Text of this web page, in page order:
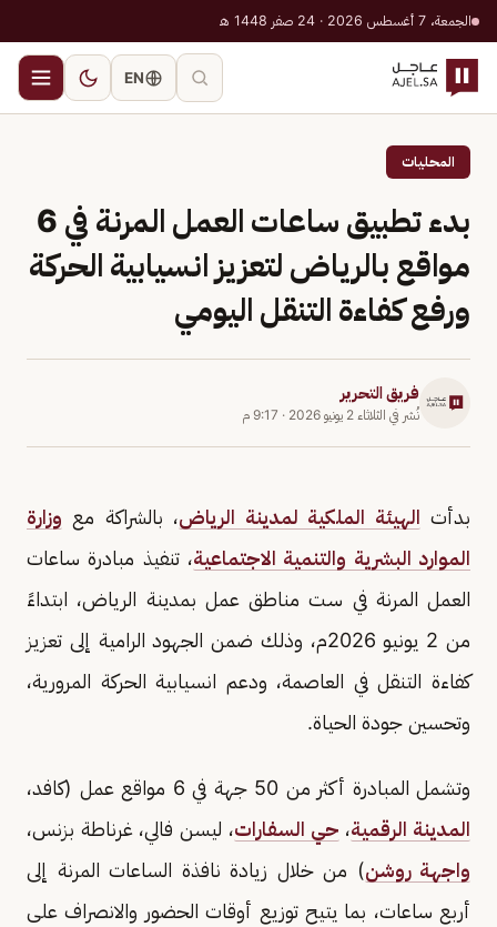
الجمعة، 7 أغسطس 2026 · 24 صفر 1448 هـ
EN
المحليات
بدء تطبيق ساعات العمل المرنة في 6
مواقع بالرياض لتعزيز انسيابية الحركة
ورفع كفاءة التنقل اليومي
فريق التحرير
نُشر في الثلاثاء 2 يونيو 2026 · 9:17 م
بدأت الهيئة الملكية لمدينة الرياض، بالشراكة مع وزارة
الموارد البشرية والتنمية الاجتماعية، تنفيذ مبادرة ساعات
العمل المرنة في ست مناطق عمل بمدينة الرياض، ابتداءً
من 2 يونيو 2026م، وذلك ضمن الجهود الرامية إلى تعزيز
كفاءة التنقل في العاصمة، ودعم انسيابية الحركة المرورية،
وتحسين جودة الحياة.
وتشمل المبادرة أكثر من 50 جهة في 6 مواقع عمل (كافد،
المدينة الرقمية، حي السفارات، ليسن فالي، غرناطة بزنس،
واجهة روشن) من خلال زيادة نافذة الساعات المرنة إلى
أربع ساعات، بما يتيح توزيع أوقات الحضور والانصراف على